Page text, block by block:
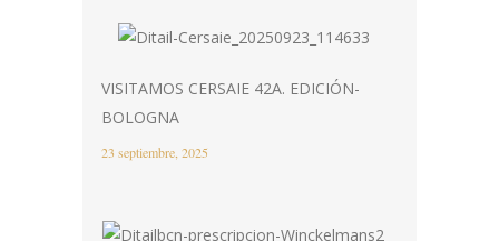
VISITAMOS CERSAIE 42A. EDICIÓN-
BOLOGNA
23 septiembre, 2025